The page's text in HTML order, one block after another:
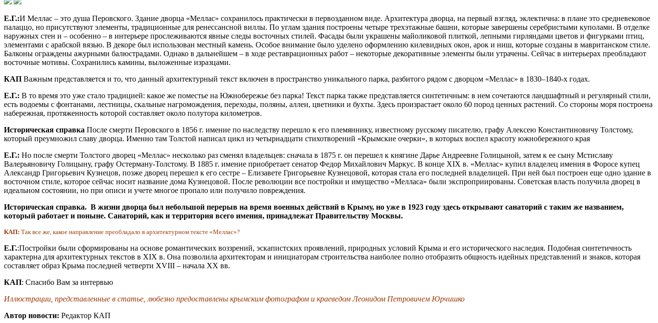
Е.Г.:И Меллас – это душа Перовского. Здание дворца «Меллас» сохранилось практически в первозданном виде. Архитектура дворца, на первый взгляд, эклектична: в плане это средневековое
палаццо, но присутствуют элементы, традиционные для ренессансной виллы. По углам здания построены четыре трехэтажные башни, которые завершены серебристыми куполами. В отделке
наружных стен и – особенно – в интерьере прослеживаются явные следы восточных стилей. Фасады были украшены майоликовой плиткой, лепными гирляндами цветов и фигурками птиц,
элементами с арабской вязью. В декоре был использован местный камень. Особое внимание было уделено оформлению килевидных окон, арок и ниш, которые созданы в мавританском стиле.
Балконы ограждены ажурными балюстрадами. Однако в дальнейшем – в ходе реставрационных работ – некоторые декоративные элементы были утрачены. Сейчас в интерьерах преобладают
восточные мотивы. Сохранились камины, выложенные изразцами.
КАП Важным представляется и то, что данный архитектурный текст включен в пространство уникального парка, разбитого рядом с дворцом «Меллас» в 1830–1840-х годах.
Е.Г.: В то время это уже стало традицией: какое же поместье на Южнобережье без парка! Текст парка также представляется синтетичным: в нем сочетаются ландшафтный и регулярный стили,
есть водоемы с фонтанами, лестницы, скальные нагромождения, переходы, поляны, аллеи, цветники и бухты. Здесь произрастает около 60 пород ценных растений. Со стороны моря построена
набережная, протяженность которой составляет около полутора километров.
Историческая справка После смерти Перовского в 1856 г. имение по наследству перешло к его племяннику, известному русскому писателю, графу Алексею Константиновичу Толстому,
который преумножил славу дворца. Именно там Толстой написал цикл из четырнадцати стихотворений «Крымские очерки», в которых воспел красоту южнобережного края
Е.Г.: Но после смерти Толстого дворец «Меллас» несколько раз сменял владельцев: сначала в 1875 г. он перешел к княгине Дарье Андреевне Голицыной, затем к ее сыну Мстиславу
Валерьяновичу Голицыну, графу Остерману-Толстому. В 1885 г. имение приобретает сенатор Федор Михайлович Маркус. В конце XIX в. «Меллас» купил владелец имения в Форосе купец
Александр Григорьевич Кузнецов, позже дворец перешел к его сестре – Елизавете Григорьевне Кузнецовой, которая стала его последней владелицей. При ней был построен еще одно здание в
восточном стиле, которое сейчас носит название дома Кузнецовой. После революции все постройки и имущество «Мелласа» были экспроприированы. Советская власть получила дворец в
идеальном состоянии, но при описи и учете многое пропало или получило повреждения.
Историческая справка. В жизни дворца был небольшой перерыв на время военных действий в Крыму, но уже в 1923 году здесь открывают санаторий с таким же названием,
который работает и поныне. Санаторий, как и территория всего имения, принадлежат Правительству Москвы.
КАП: Так все же, какое направление преобладало в архитектурном тексте «Меллас»?
Е.Г.:Постройки были сформированы на основе романтических воззрений, эскапистских проявлений, природных условий Крыма и его исторического наследия. Подобная синтетичность
характерна для архитектурных текстов в XIX в. Она позволила архитекторам и инициаторам строительства наиболее полно отобразить общность идейных представлений и знаков, которая
составляет образ Крыма последней четверти XVIII – начала XX вв.
КАП: Спасибо Вам за интервью
Иллюстрации, представленные в статье, любезно предоставлены крымским фотографом и краеведом Леонидом Петровичем Юрчишко
Автор новости: Редактор КАП